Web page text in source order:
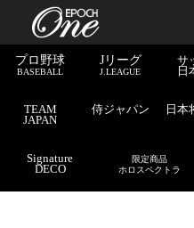
プロ野球
BASEBALL
Jリーグ
J.LEAGUE
サ
日
TEAM
JAPAN
侍ジャパン 日本
Signature
DECO
限定商品
ホロスペクトラ